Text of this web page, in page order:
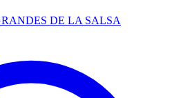
DE LA SALSA